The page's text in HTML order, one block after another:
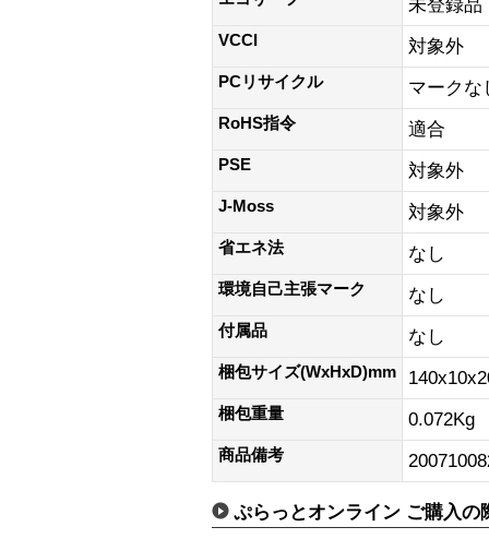
未登録品
VCCI 対象外
PCリサイクル マークな
RoHS指令 適合
PSE 対象外
J-Moss 対象外
省エネ法 なし
環境自己主張マーク なし
付属品 なし
梱包サイズ(WxHxD)mm
梱包重量 0.072Kg
商品備考
ぷらっとオンライン ご購入の